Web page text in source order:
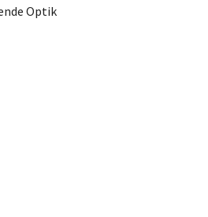
Optik